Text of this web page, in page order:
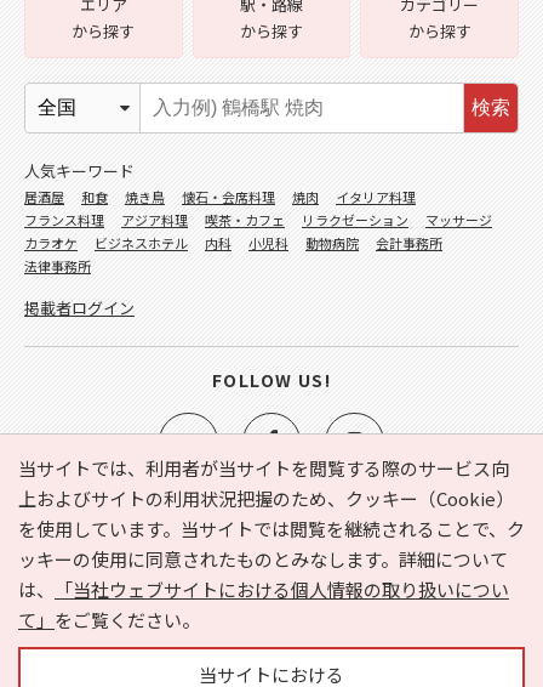
当サイトでは、利用者が当サイトを閲覧する際のサービス向
上およびサイトの利用状況把握のため、クッキー（Cookie）
を使用しています。当サイトでは閲覧を継続されることで、ク
ッキーの使用に同意されたものとみなします。詳細について
は、
「当社ウェブサイトにおける個人情報の取り扱いについ
て」 をご覧ください。
当サイトにおける
e-NAVITA（イーナビタ）とは？ お気に入り
ヘルプ
利用規約
個人情報の取り扱いについて
運営会社
サイトマップ
広告掲載に関するお問い合わせ
から探す
から探す
から探す
検索
人気キーワード
居酒屋 和食 焼き鳥 懐石・会席料理 焼肉
イタリア料理
フランス料理
アジア料理 喫茶・カフェ リラクゼーション
マッサージ
カラオケ
ビジネスホテル 内科 小児科 動物病院
会計事務所
法律事務所
掲載者ログイン
FOLLOW US!